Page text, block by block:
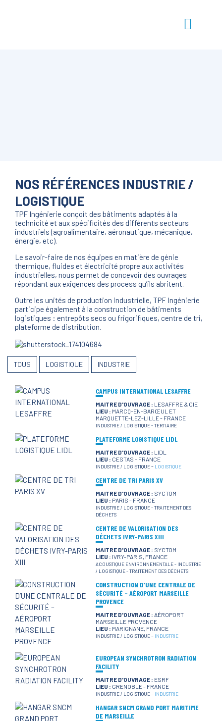
NOS RÉFÉRENCES INDUSTRIE /
LOGISTIQUE
TPF Ingénierie conçoit des bâtiments adaptés à la
technicité et aux spécificités des différents secteurs
industriels (agroalimentaire, aéronautique, mécanique,
énergie, etc).
Le savoir-faire de nos équipes en matière de génie
thermique, fluides et électricité propre aux activités
industrielles, nous permet de concevoir des ouvrages
répondant aux exigences des process qu’ils abritent.
Outre les unités de production industrielle, TPF Ingénierie
participe également à la construction de bâtiments
logistiques : entrepôts secs ou frigorifiques, centre de tri,
plateforme de distribution.
TOUS LOGISTIQUE INDUSTRIE
CAMPUS INTERNATIONAL LESAFFRE
MAITRE D'OUVRAGE : LESAFFRE & CIE
LIEU : MARCQ-EN-BARŒUL ET
MARQUETTE-LEZ-LILLE - FRANCE
INDUSTRIE / LOGISTIQUE-TERTIAIRE
PLATEFORME LOGISTIQUE LIDL
MAITRE D'OUVRAGE : LIDL
LIEU : CESTAS - FRANCE
INDUSTRIE / LOGISTIQUE- LOGISTIQUE
CENTRE DE TRI PARIS XV
MAITRE D'OUVRAGE : SYCTOM
LIEU : PARIS - FRANCE
INDUSTRIE / LOGISTIQUE-TRAITEMENT DES
DÉCHETS
CENTRE DE VALORISATION DES
DÉCHETS IVRY-PARIS XIII
MAITRE D'OUVRAGE : SYCTOM
LIEU : IVRY-PARIS, FRANCE
ACOUSTIQUE ENVIRONNEMENTALE- INDUSTRIE
/ LOGISTIQUE-TRAITEMENT DES DÉCHETS
CONSTRUCTION D’UNE CENTRALE DE
SÉCURITÉ – AÉROPORT MARSEILLE
PROVENCE
MAITRE D'OUVRAGE : AÉROPORT
MARSEILLE PROVENCE
LIEU : MARIGNANE, FRANCE
INDUSTRIE / LOGISTIQUE- INDUSTRIE
EUROPEAN SYNCHROTRON RADIATION
FACILITY
MAITRE D'OUVRAGE : ESRF
LIEU : GRENOBLE - FRANCE
INDUSTRIE / LOGISTIQUE- INDUSTRIE
HANGAR SNCM GRAND PORT MARITIME
DE MARSEILLE